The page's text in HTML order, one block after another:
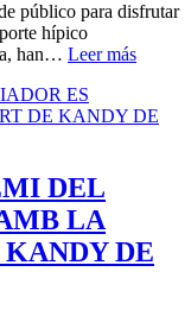
público para disfrutar
hípico
han… Leer más
DEL
LA
DE